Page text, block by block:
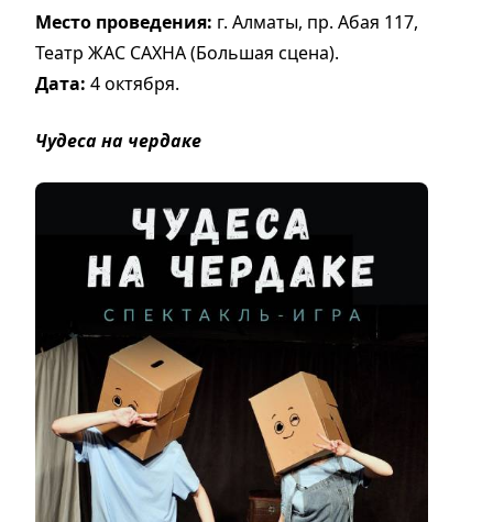
Место проведения: г. Алматы, пр. Абая 117,
Театр ЖАС САХНА (Большая сцена).
Дата: 4 октября.
Чудеса на чердаке